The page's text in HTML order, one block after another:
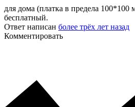
для дома (платка в предела 100*100
бесплатный.
Ответ написан более трёх лет назад
Комментировать